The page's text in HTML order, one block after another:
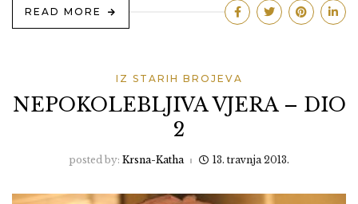
READ MORE
IZ STARIH BROJEVA
NEPOKOLEBLJIVA VJERA – DIO
2
posted by: Krsna-Katha 13. travnja 2013.